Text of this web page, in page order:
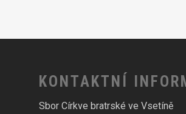
KONTAKTNÍ
Sbor Církve bratrské ve Vsetíně